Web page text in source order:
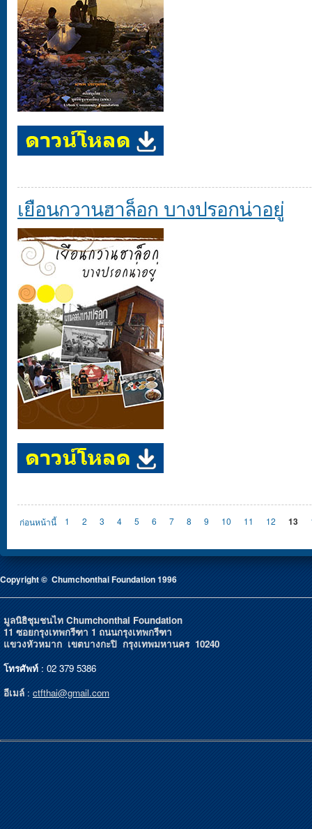
เยือนกวานฮาล็อก บางปรอกน่าอยู่
Pages
ก่อนหน้านี้ 1 2 3 4 5 6 7 8 9 10 11 12 13
Copyright © Chumchonthai Foundation 1996
มูลนิธิชุมชนไท Chumchonthai Foundation
11 ซอยกรุงเทพกรีฑา 1 ถนนกรุงเทพกรีฑา
แขวงหัวหมาก เขตบางกะปิ กรุงเทพมหานคร 10240
โทรศัพท์: 02 379 5386
อีเมล์: ctfthai@gmail.com